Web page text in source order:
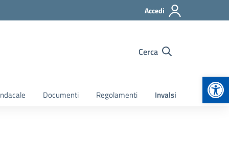
Accedi
Cerca
Documenti Regolamenti Invalsi